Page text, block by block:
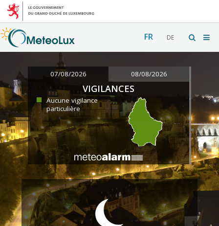
FR DE
07/08/2026 08/08/2026
VIGILANCES
Aucune vigilance
particulière